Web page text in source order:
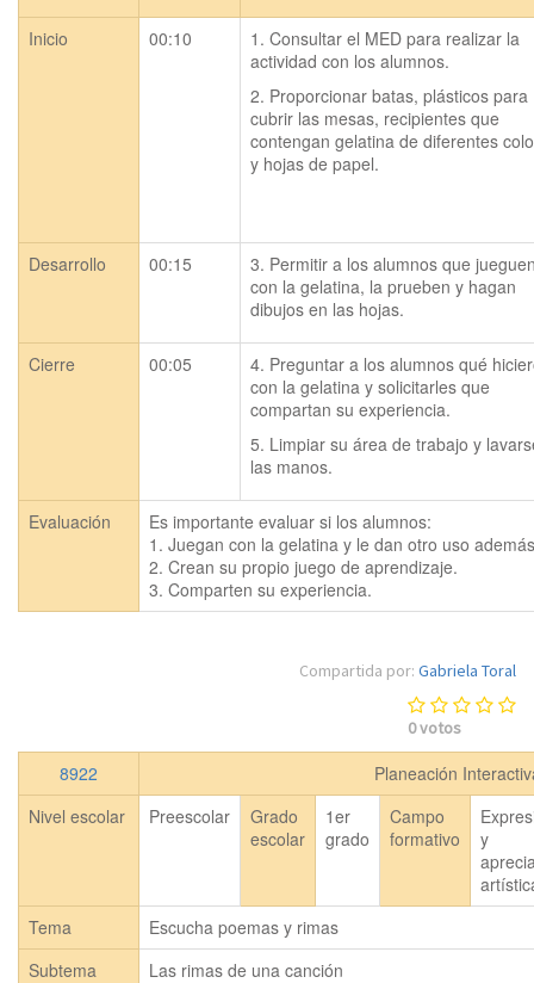
Inicio 00:10
1. Consultar el MED para realizar la
actividad con los alumnos.
2. Proporcionar batas, plásticos para
cubrir las mesas, recipientes que
contengan gelatina de diferentes
y hojas de papel.
Desarrollo 00:15
3. Permitir a los alumnos que
con la gelatina, la prueben y hagan
dibujos en las hojas.
Cierre 00:05
4. Preguntar a los alumnos qué
con la gelatina y solicitarles que
compartan su experiencia.
5. Limpiar su área de trabajo y
las manos.
Evaluación
Es importante evaluar si los alumnos:
1. Juegan con la gelatina y le dan otro uso
2. Crean su propio juego de aprendizaje.
3. Comparten su experiencia.
Compartida por: Gabriela Toral
0votos
8922
Planeación
Nivel escolar
Preescolar
Grado
escolar
1er
grado
Campo
formativo
y
Tema
Escucha poemas y rimas
Subtema
Las rimas de una canción